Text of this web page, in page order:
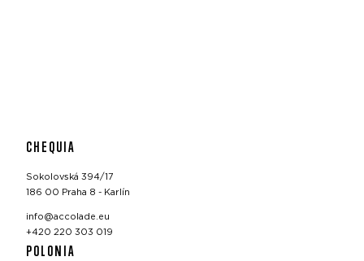
CHEQUIA
Sokolovská 394/17
186 00 Praha 8 - Karlín
info@accolade.eu
+420 220 303 019
POLONIA